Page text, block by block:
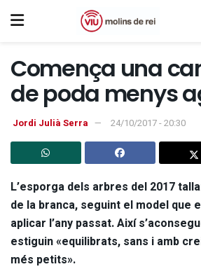
Comença una
de poda menys
Jordi Julià Serra 24/10/2017 - 20:30
L’esporga dels arbres del 2017
de la branca, seguint el model que
aplicar l’any passat. Així
estiguin «equilibrats, sans i amb
més petits».